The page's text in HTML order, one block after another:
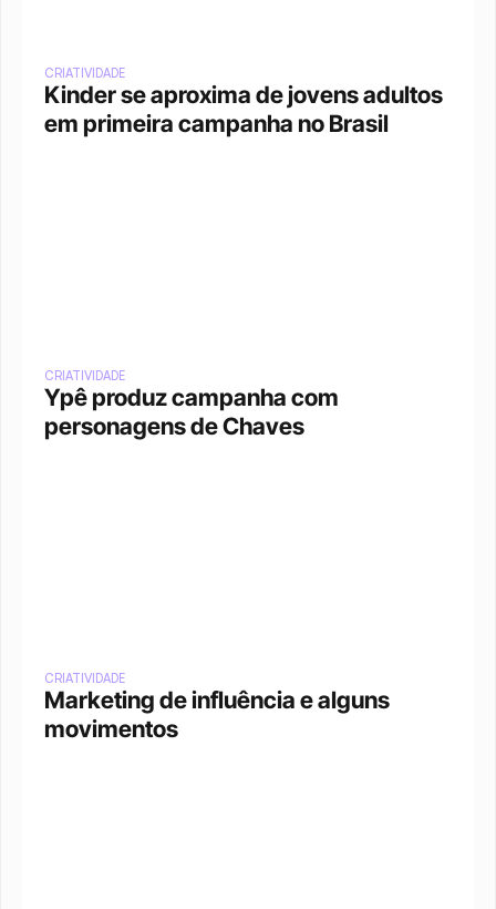
CRIATIVIDADE
Kinder se aproxima de jovens adultos
em primeira campanha no Brasil
CRIATIVIDADE
Ypê produz campanha com
personagens de Chaves
CRIATIVIDADE
Marketing de influência e alguns
movimentos